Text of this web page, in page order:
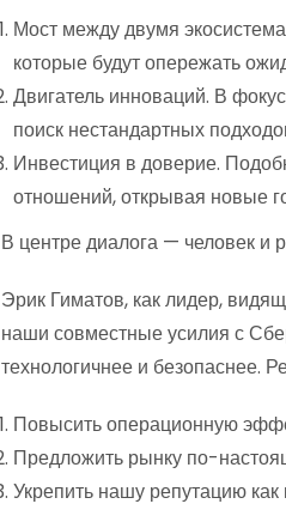
Мост между двумя
которые будут опережать
Двигатель инноваций. В
поиск нестандартных
Инвестиция в доверие.
отношений, открывая новые
В центре диалога — человек и
Эрик Гиматов, как лидер,
наши совместные усилия с
технологичнее и безопаснее.
Повысить операционную
Предложить рынку по-
Укрепить нашу репутацию